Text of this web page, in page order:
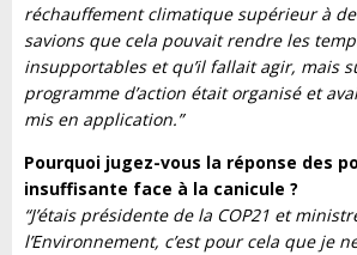
réchauffement climatique supérieur à
savions que cela pouvait rendre les
insupportables et qu’il fallait agir, mais
programme d’action était organisé et
mis en application.”
Pourquoi jugez-vous la réponse des
insuffisante face à la canicule ?
“J’étais présidente de la COP21 et
l’Environnement, c’est pour cela que je